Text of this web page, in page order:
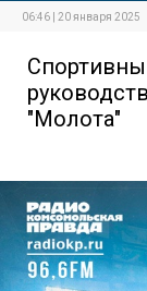
06:46 | 20 января 2025
"Молота"